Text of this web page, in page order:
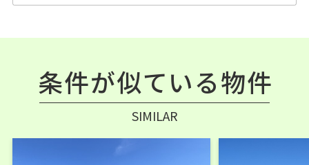
条件が似ている物件
SIMILAR